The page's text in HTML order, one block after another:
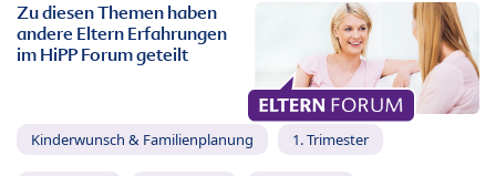
Zu diesen Themen haben
andere Eltern Erfahrungen
im HiPP Forum geteilt
Kinderwunsch & Familienplanung 1. Trimester